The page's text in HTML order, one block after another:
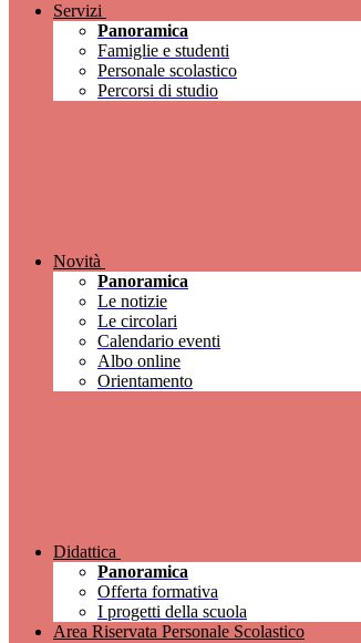
Servizi
Panoramica
Famiglie e studenti
Personale scolastico
Percorsi di studio
Novità
Panoramica
Le notizie
Le circolari
Calendario eventi
Albo online
Orientamento
Didattica
Panoramica
Offerta formativa
I progetti della scuola
Area Riservata Personale Scolastico